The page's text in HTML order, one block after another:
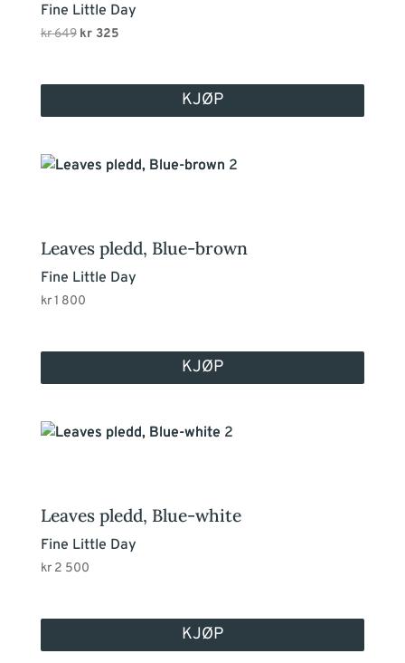
Fine Little Day
kr649 Opprinnelig
kr325Nåværende
KJØP
Leaves pledd, Blue-brown
Fine Little Day
kr1 800
KJØP
Leaves pledd, Blue-white
Fine Little Day
kr2 500
KJØP